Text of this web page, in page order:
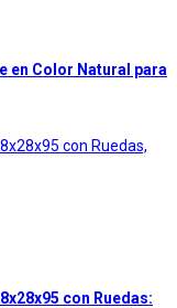
en Color Natural para
con Ruedas: